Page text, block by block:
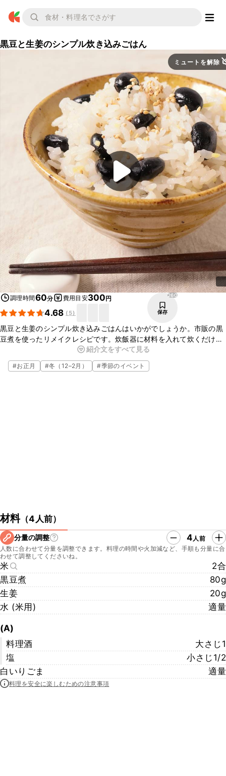
黒豆と生姜のシンプル炊き込みごはん
ミュートを解除
調理時間60分 費用目安300円
4.68 ( 5)
260
保存
黒豆と生姜のシンプル炊き込みごはんはいかがでしょうか。市販の黒
豆煮を使ったリメイクレシピです。炊飯器に材料を入れて炊くだけな
ので簡単に作れますよ。ほんのり甘い黒豆ごはんは小さなお子様にも
食べやすい味付けです。ぜひ作ってみてくださいね。
紹介文をすべて見る
#お正月 #冬（12–2月） #季節のイベント
材料（4人前）
分量の調整 4人前
人数に合わせて分量を調整できます。料理の時間や火加減など、手順も分量に合
わせて調整してくださいね。
米
2合
黒豆煮
80g
生姜
20g
水 (米用)
適量
(A)
料理酒
大さじ1
塩
小さじ1/2
白いりごま
適量
料理を安全に楽しむための注意事項